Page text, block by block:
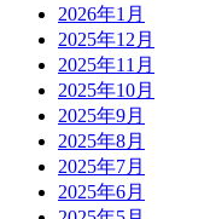
2026年1月
2025年12月
2025年11月
2025年10月
2025年9月
2025年8月
2025年7月
2025年6月